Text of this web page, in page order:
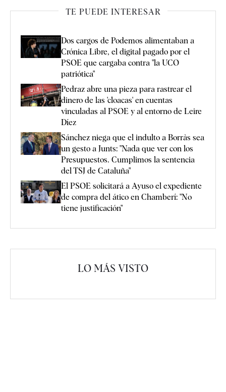
TE PUEDE INTERESAR
Dos cargos de Podemos alimentaban a
Crónica Libre, el digital pagado por el
PSOE que cargaba contra "la UCO
patriótica"
Pedraz abre una pieza para rastrear el
dinero de las 'cloacas' en cuentas
vinculadas al PSOE y al entorno de Leire
Díez
Sánchez niega que el indulto a Borràs sea
un gesto a Junts: "Nada que ver con los
Presupuestos. Cumplimos la sentencia
del TSJ de Cataluña"
El PSOE solicitará a Ayuso el expediente
de compra del ático en Chamberí: "No
tiene justificación"
LO MÁS VISTO